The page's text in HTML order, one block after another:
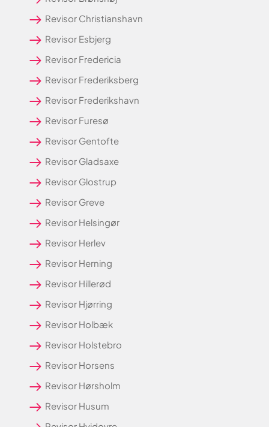
Revisor Christianshavn
Revisor Esbjerg
Revisor Fredericia
Revisor Frederiksberg
Revisor Frederikshavn
Revisor Furesø
Revisor Gentofte
Revisor Gladsaxe
Revisor Glostrup
Revisor Greve
Revisor Helsingør
Revisor Herlev
Revisor Herning
Revisor Hillerød
Revisor Hjørring
Revisor Holbæk
Revisor Holstebro
Revisor Horsens
Revisor Hørsholm
Revisor Husum